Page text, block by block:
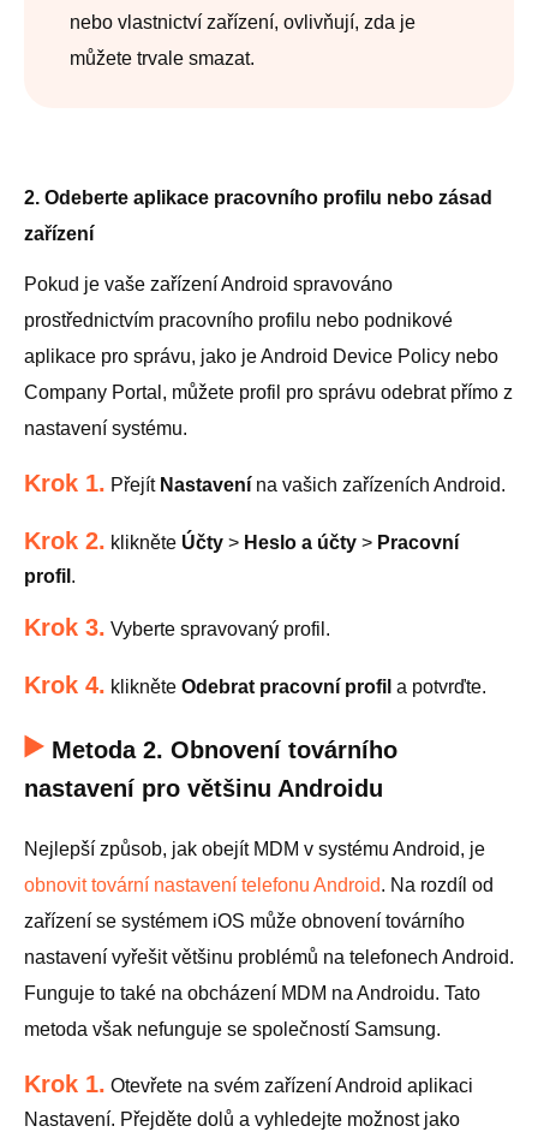
nebo vlastnictví zařízení, ovlivňují, zda je
můžete trvale smazat.
2. Odeberte aplikace pracovního profilu nebo zásad
zařízení
Pokud je vaše zařízení Android spravováno
prostřednictvím pracovního profilu nebo podnikové
aplikace pro správu, jako je Android Device Policy nebo
Company Portal, můžete profil pro správu odebrat přímo z
nastavení systému.
Krok 1. Přejít Nastavení na vašich zařízeních Android.
Krok 2. klikněte Účty > Heslo a účty > Pracovní
profil .
Krok 3. Vyberte spravovaný profil.
Krok 4. klikněte Odebrat pracovní profil a potvrďte.
Metoda 2. Obnovení továrního
nastavení pro většinu Androidu
Nejlepší způsob, jak obejít MDM v systému Android, je
obnovit tovární nastavení telefonu Android. Na rozdíl od
zařízení se systémem iOS může obnovení továrního
nastavení vyřešit většinu problémů na telefonech Android.
Funguje to také na obcházení MDM na Androidu. Tato
metoda však nefunguje se společností Samsung.
Krok 1. Otevřete na svém zařízení Android aplikaci
Nastavení. Přejděte dolů a vyhledejte možnost jako